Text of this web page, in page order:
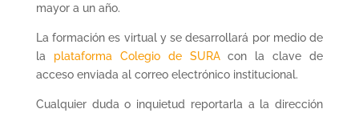
mayor a un año.
La formación es virtual y se desarrollará por medio de
la plataforma Colegio de SURAcon la clave de
acceso enviada al correo electrónico institucional.
Cualquier duda o inquietud reportarla a la dirección